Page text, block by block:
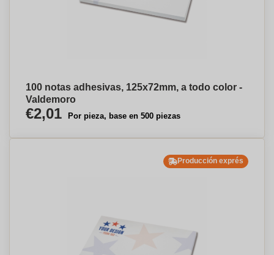
100 notas adhesivas, 125x72mm, a todo color -
Valdemoro
€2,01 Por pieza, base en 500 piezas
Producción exprés